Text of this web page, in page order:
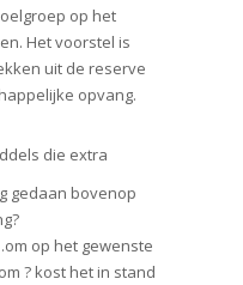
op het
Het voorstel is
uit de reserve
opvang.
die extra
gedaan bovenop
op het gewenste
? kost het in stand